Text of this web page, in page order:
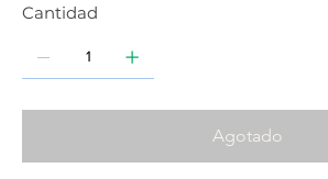
Cantidad
Agotado